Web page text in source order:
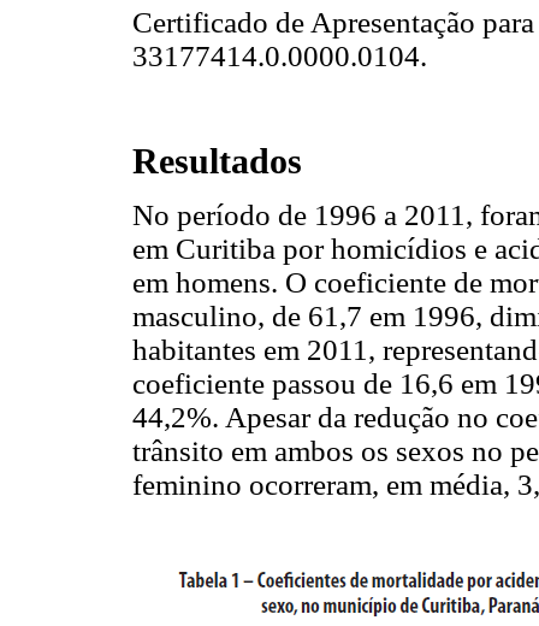
Certificado de Apresentação
33177414.0.0000.0104.
Resultados
No período de 1996 a 2011,
em Curitiba por homicídios e
em homens. O coeficiente de
masculino, de 61,7 em 1996,
habitantes em 2011,
coeficiente passou de 16,6 em
44,2%. Apesar da redução no
trânsito em ambos os sexos no
feminino ocorreram, em média,